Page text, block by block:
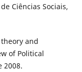
Ciências Sociais,
and
of Political
2008.